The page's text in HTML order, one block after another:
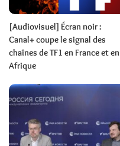
[Audiovisuel] Écran noir :
Canal+ coupe le signal des
chaînes de TF1 en France et en
Afrique